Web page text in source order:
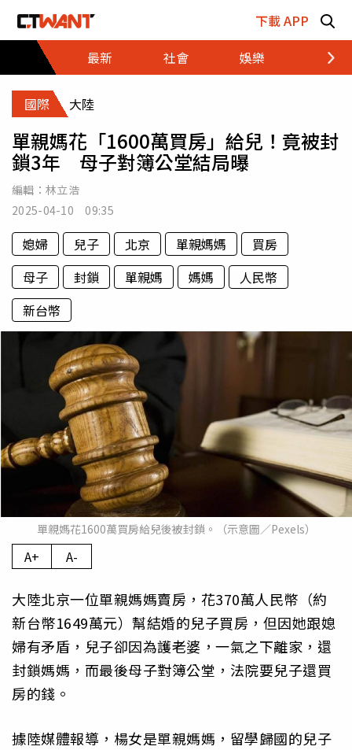
下載 APP
最新
社會 娛樂 財經
國際 大陸
單親媽花「1600萬買房」給兒！竟被封
鎖3年 母子對簿公堂結局曝
編輯： 林立浩
2025-04-10 09:35
媳婦 兒子 北京 單親媽媽
買房
母子
封鎖 單親媽 媽媽
人民幣
新台幣
單親媽花1600萬買房給兒後被封鎖。（示意圖／Pexels）
A+ A-
大陸北京一位單親媽媽賣房，花370萬人民幣（約
新台幣1649萬元）幫結婚的兒子買房，但因她跟媳
婦有矛盾，兒子卻因為護老婆，一氣之下離家，還
封鎖媽媽，而最後母子對簿公堂，法院要兒子還買
房的錢。
據陸媒體報導，楊女是單親媽媽，留學歸國的兒子